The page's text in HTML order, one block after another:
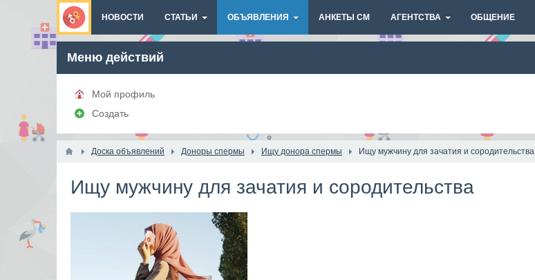
НОВОСТИ СТАТЬИ ОБЪЯВЛЕНИЯ АНКЕТЫ СМ АГЕНТСТВА ОБЩЕНИЕ
Меню действий
Мой профиль
Создать
Доска объявлений Доноры спермы Ищу донора спермы Ищу мужчину для зачатия и сородительства
Ищу мужчину для зачатия и сородительства